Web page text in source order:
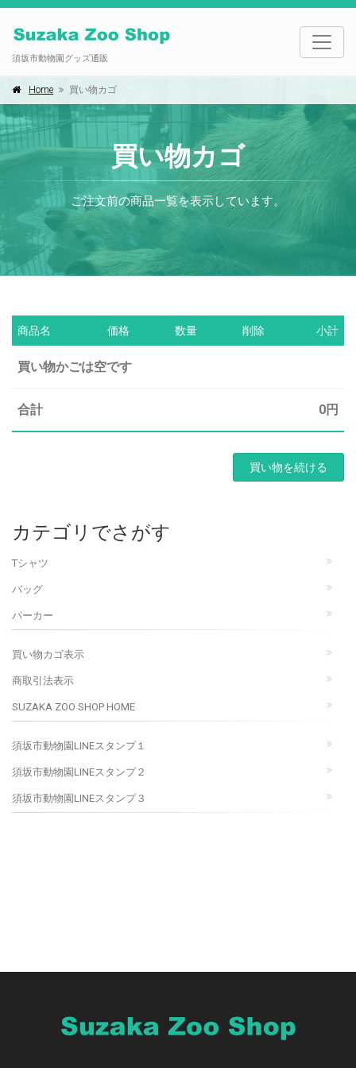
須坂市動物園グッズ通販
Home 買い物カゴ
買い物カゴ
ご注文前の商品一覧を表示しています。
商品名 価格 数量 削除 小計
買い物かごは空です
合計 0円
買い物を続ける
カテゴリでさがす
Tシャツ
バッグ
パーカー
買い物カゴ表示
商取引法表示
SUZAKA ZOO SHOP HOME
須坂市動物園LINEスタンプ１
須坂市動物園LINEスタンプ２
須坂市動物園LINEスタンプ３